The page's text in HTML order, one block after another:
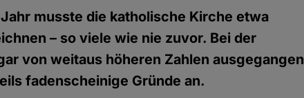
musste die katholische Kirche etwa
– so viele wie nie zuvor. Bei der
von weitaus höheren Zahlen ausgegangen
fadenscheinige Gründe an.